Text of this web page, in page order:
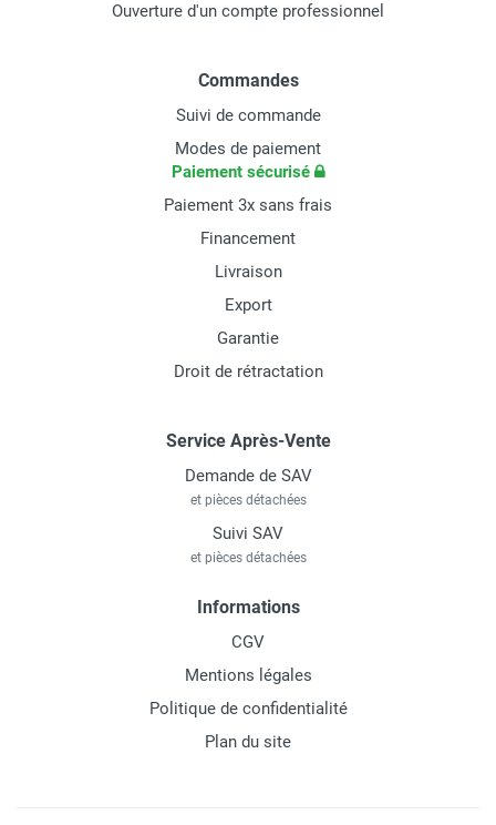
Ouverture d'un compte professionnel
Commandes
Suivi de commande
Modes de paiement
Paiement sécurisé
Paiement 3x sans frais
Financement
Livraison
Export
Garantie
Droit de rétractation
Service Après-Vente
Demande de SAV
et pièces détachées
Suivi SAV
et pièces détachées
Informations
CGV
Mentions légales
Politique de confidentialité
Plan du site